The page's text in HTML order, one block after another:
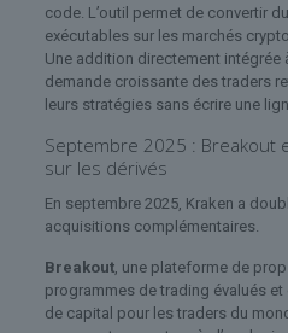
code. L’outil permet de convertir
exécutables sur les marchés
Une addition directement intégrée
demande croissante des traders
leurs stratégies sans écrire une
Septembre 2025 : Breakout
sur les dérivés
En septembre 2025, Kraken a
acquisitions complémentaires.
Breakout, une plateforme de
programmes de trading évalués
de capital pour les traders du